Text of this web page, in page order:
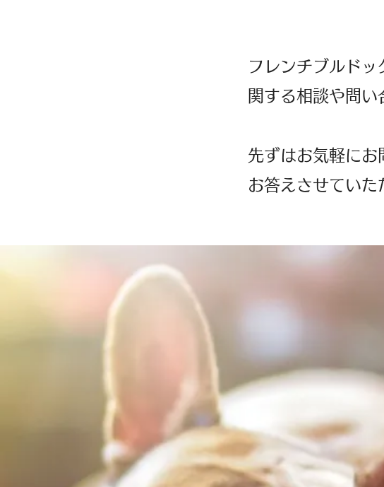
フレンチブルド
関する相談や問い
先ずはお気軽にお
お答えさせていた